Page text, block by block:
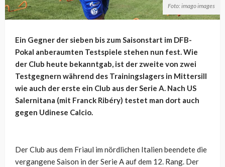
Foto: imago images
Ein Gegner der sieben bis zum Saisonstart im DFB-
Pokal anberaumten Testspiele stehen nun fest. Wie
der Club heute bekanntgab, ist der zweite von zwei
Testgegnern während des Trainingslagers in Mittersill
wie auch der erste ein Club aus der Serie A. Nach US
Salernitana (mit Franck Ribéry) testet man dort auch
gegen Udinese Calcio.
Der Club aus dem Friaul im nördlichen Italien beendete die
vergangene Saison in der Serie A auf dem 12. Rang. Der